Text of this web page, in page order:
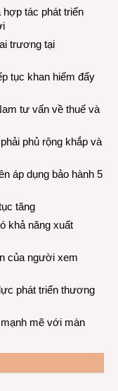
tác phát triển
trương tại
tục khan hiếm đẩy
tư vấn về thuế và
phủ rộng khắp và
áp dụng bảo hành 5
tăng
khả năng xuất
của người xem
phát triển thương
mẽ với màn